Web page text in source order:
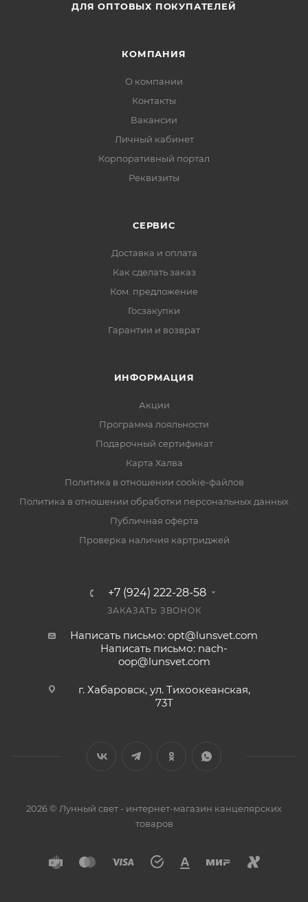
ДЛЯ ОПТОВЫХ ПОКУПАТЕЛЕЙ
КОМПАНИЯ
О компании
Контакты
Вакансии
Личный кабинет
Корпоративный портал
Реквизиты
СЕРВИС
Доставка и оплата
Как сделать заказ
Ком. предложение
Госзакупки
Гарантии и возврат
ИНФОРМАЦИЯ
Акции
Программа лояльности
Подарочный сертификат
Карта Халва
Политика в отношении cookie-файлов
Политика в отношении обработки персональных данных
Публичная оферта
Проверка наличия картриджей
+7 (924) 222-28-58
ЗАКАЗАТЬ ЗВОНОК
Написать письмо: opt@lunsvet.com
Написать письмо: nach-
oop@lunsvet.com
г. Хабаровск, ул. Тихоокеанская,
73Т
2026 © Лунный свет - интернет-магазин канцелярских
товаров